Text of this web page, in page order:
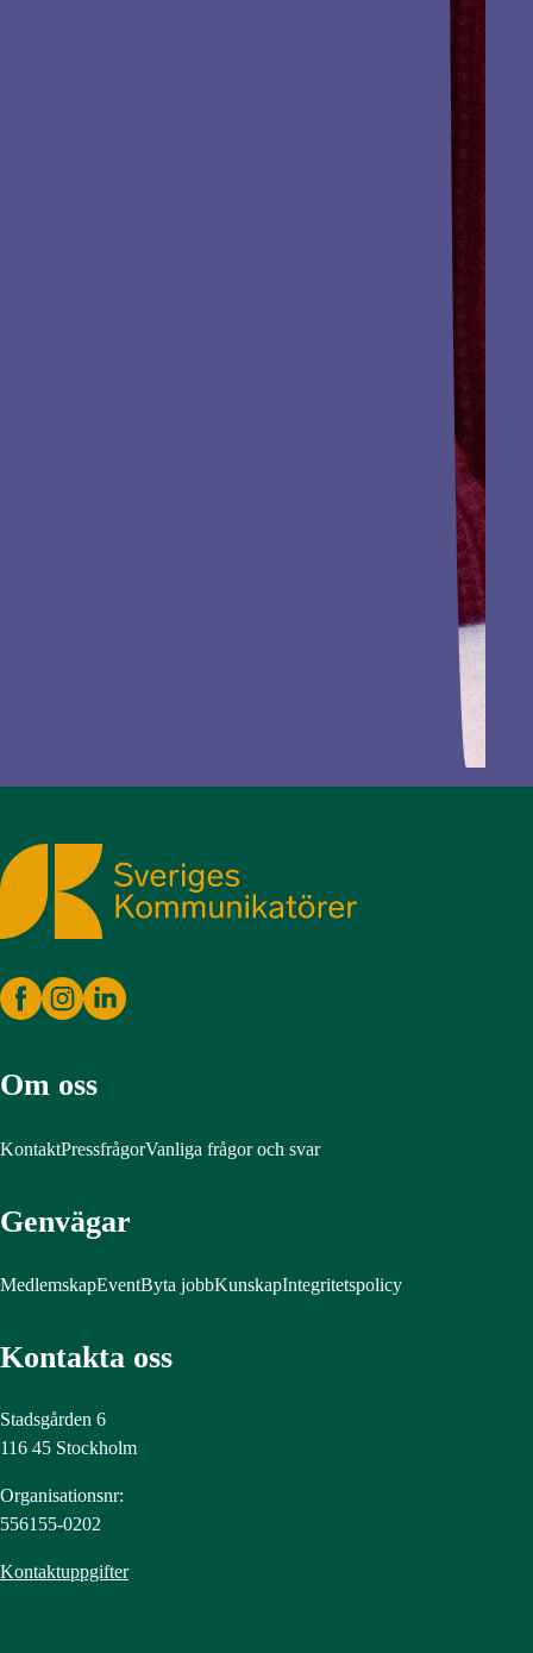
Sveriges Kommunikatörer
Om oss
KontaktPressfrågorVanliga frågor och svar
Genvägar
MedlemskapEventByta jobbKunskapIntegritetspolicy
Kontakta oss
Stadsgården 6
116 45 Stockholm
Organisationsnr:
556155-0202
Kontaktuppgifter